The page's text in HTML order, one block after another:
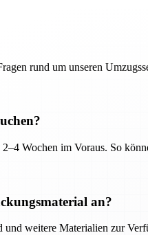
rund um unseren
Wochen im Voraus. So
an?
weitere Materialien zur